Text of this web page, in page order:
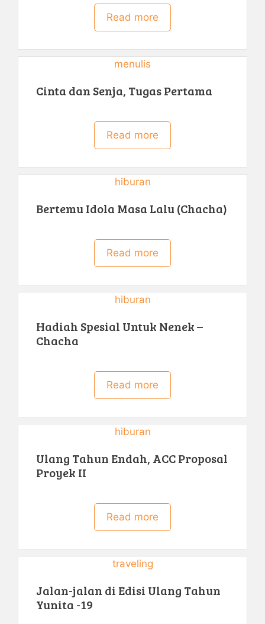
Read more
menulis
Cinta dan Senja, Tugas Pertama
Read more
hiburan
Bertemu Idola Masa Lalu (Chacha)
Read more
hiburan
Hadiah Spesial Untuk Nenek –
Chacha
Read more
hiburan
Ulang Tahun Endah, ACC Proposal
Proyek II
Read more
traveling
Jalan-jalan di Edisi Ulang Tahun
Yunita -19